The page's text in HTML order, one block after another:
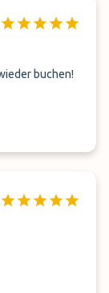
buchen!